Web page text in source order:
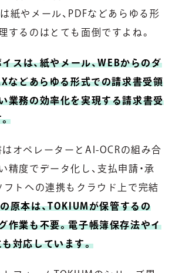
紙やメール、PDFなどあらゆる形
するのはとても面倒ですよね。
スは、紙やメール、WEBからのダ
などあらゆる形式での請求書受領
業務の効率化を実現する請求書受
オペレーターとAI-OCRの組み合
精度でデータ化し、支払申請・承
フトへの連携もクラウド上で完結
原本は、TOKIUMが保管するの
作業も不要。電子帳簿保存法やイ
対応しています。